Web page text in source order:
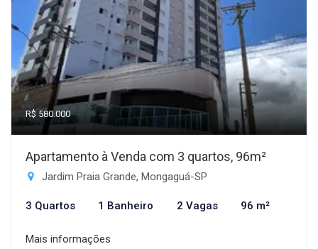
R$ 580.000
Apartamento à Venda com 3 quartos, 96m²
Jardim Praia Grande, Mongaguá-SP
3 Quartos 1 Banheiro 2 Vagas 96 m²
Mais informações